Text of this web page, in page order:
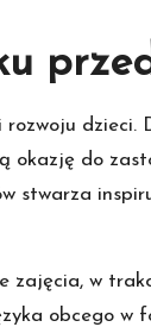
dzieci.
okazję do
stwarza
zajęcia, w
obcego w